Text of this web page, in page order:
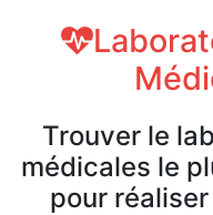
Trouver le
médicales le
pour